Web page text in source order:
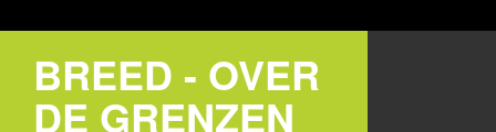
BREED - OVER
DE GRENZEN